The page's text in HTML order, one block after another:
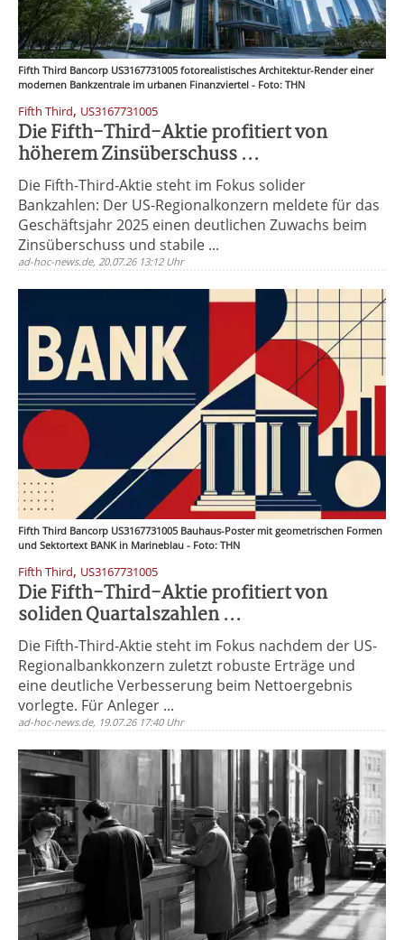
Fifth Third Bancorp US3167731005 fotorealistisches Architektur-Render einer
modernen Bankzentrale im urbanen Finanzviertel - Foto: THN
Fifth Third, US3167731005
Die Fifth-Third-Aktie profitiert von
höherem Zinsüberschuss ...
Die Fifth-Third-Aktie steht im Fokus solider
Bankzahlen: Der US-Regionalkonzern meldete für das
Geschäftsjahr 2025 einen deutlichen Zuwachs beim
Zinsüberschuss und stabile ...
ad-hoc-news.de, 20.07.26 13:12 Uhr
Fifth Third Bancorp US3167731005 Bauhaus-Poster mit geometrischen Formen
und Sektortext BANK in Marineblau - Foto: THN
Fifth Third, US3167731005
Die Fifth-Third-Aktie profitiert von
soliden Quartalszahlen ...
Die Fifth-Third-Aktie steht im Fokus nachdem der US-
Regionalbankkonzern zuletzt robuste Erträge und
eine deutliche Verbesserung beim Nettoergebnis
vorlegte. Für Anleger ...
ad-hoc-news.de, 19.07.26 17:40 Uhr